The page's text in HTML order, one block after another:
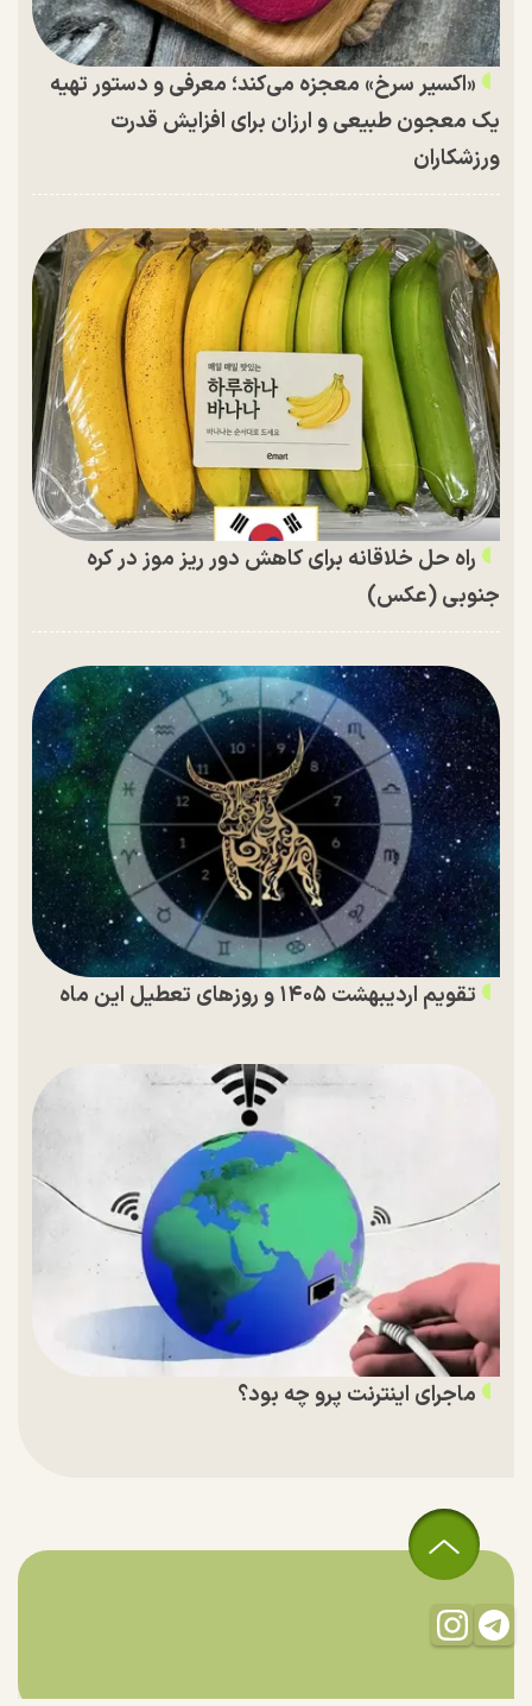
«اکسیر سرخ» معجزه می‌کند؛ معرفی و دستور تهیه
یک معجون طبیعی و ارزان برای افزایش قدرت
ورزشکاران
راه حل خلاقانه برای کاهش دور ریز موز در کره
جنوبی (عکس)
تقویم اردیبهشت ۱۴۰۵ و روز‌های تعطیل این ماه
ماجرای اینترنت پرو چه بود؟